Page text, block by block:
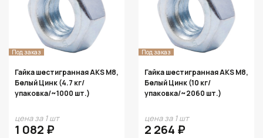
Под заказ
Гайка шестигранная AKS М8,
Белый Цинк (4.7 кг/
упаковка/~1000 шт.)
цена за 1 шт
1 082 ₽
Под заказ
Гайка шестигранная AKS М8,
Белый Цинк (10 кг/
упаковка/~2060 шт.)
цена за 1 шт
2 264 ₽